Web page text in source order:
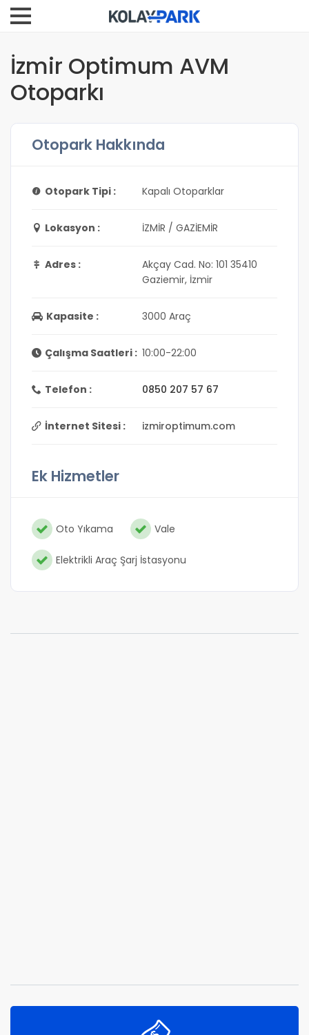
İzmir Optimum AVM
Otoparkı
Otopark Hakkında
Otopark Tipi : Kapalı Otoparklar
Lokasyon : İZMİR / GAZİEMİR
Adres :
Akçay Cad. No: 101 35410
Gaziemir, İzmir
Kapasite : 3000 Araç
Çalışma Saatleri : 10:00-22:00
Telefon : 0850 207 57 67
İnternet Sitesi : izmiroptimum.com
Ek Hizmetler
Oto Yıkama Vale
Elektrikli Araç Şarj İstasyonu